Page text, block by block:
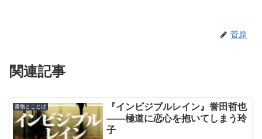
菅原
関連記事
書物とことば
『インビジブルレイン』誉田哲也
――極道に恋心を抱いてしまう玲
子